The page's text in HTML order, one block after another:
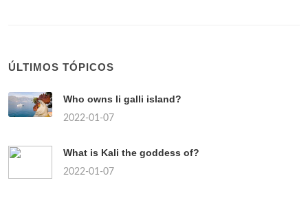
ÚLTIMOS TÓPICOS
Who owns li galli island?
2022-01-07
What is Kali the goddess of?
2022-01-07